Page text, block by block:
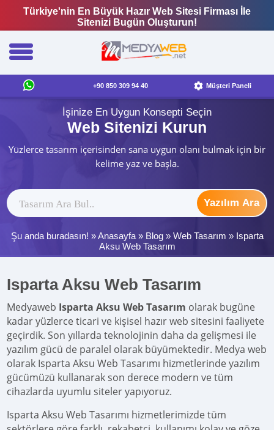
Türkiye'nin En Büyük Hazır Web Sitesi Firması İle
Sitenizi Bugün Oluşturun!
+90 850 309 94 40 Müşteri Paneli
İşinize En Uygun Konsepti Seçin
Web Sitenizi Kurun
Yüzlerce tasarım içerisinden sana uygun olanı bulmak için bir
kelime yaz ve başla.
Yazılım Ara
Şu anda buradasın! »Anasayfa» Blog» Web Tasarım » Isparta
Aksu Web Tasarım
Isparta Aksu Web Tasarım
Medyaweb Isparta Aksu Web Tasarım olarak bugüne
kadar yüzlerce ticari ve kişisel hazır web sitesini faaliyete
geçirdik. Son yıllarda teknolojinin daha da gelişmesi ile
yazılım gücü de paralel olarak büyümektedir. Medya web
olarak Isparta Aksu Web Tasarımı hizmetlerinde yazılım
gücümüzü kullanarak son derece modern ve tüm
cihazlarda uyumlu siteler yapıyoruz.
Isparta Aksu Web Tasarımı hizmetlerimizde tüm